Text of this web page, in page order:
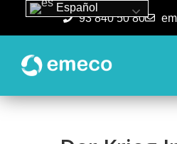
93 840 50 80
Español